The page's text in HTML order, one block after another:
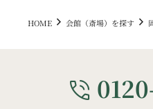
HOME 会館（斎場）を探す
phone_in_talk